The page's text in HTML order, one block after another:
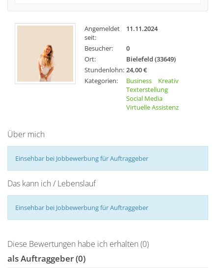
Angemeldet
seit:
11.11.2024
Besucher:
0
Ort:
Bielefeld (33649)
Stundenlohn: 24,00 €
Kategorien:
Business
Kreativ
Texterstellung
Social Media
Virtuelle Assistenz
Über mich
Einsehbar bei Jobbewerbung für Auftraggeber
Das kann ich / Lebenslauf
Einsehbar bei Jobbewerbung für Auftraggeber
Diese Bewertungen habe ich erhalten (0)
als Auftraggeber (0)